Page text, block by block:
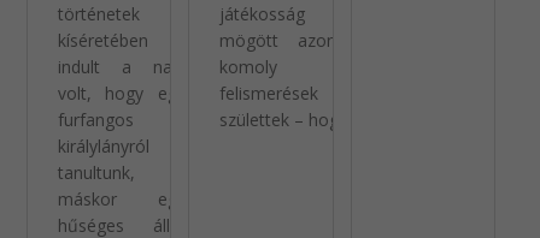
történetek
kíséretében
indult a nap:
volt, hogy egy
furfangos
királylányról
tanultunk,
máskor egy
hűséges állat
játékosság
mögött azonban
komoly
felismerések
születtek – hogy a